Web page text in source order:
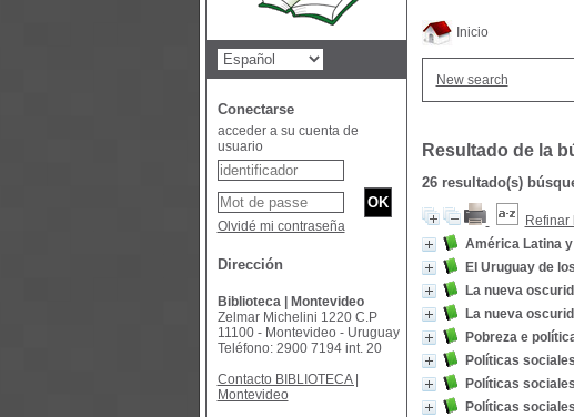
Inicio
New search
Resultado de la
26 resultado(s)
Refinar
América Latina
El Uruguay de
La nueva
La nueva
Pobreza e
Políticas
Políticas
Políticas
Conectarse
acceder a su cuenta de
usuario
Olvidé mi contraseña
Dirección
Biblioteca | Montevideo
Zelmar Michelini 1220 C.P
11100 - Montevideo - Uruguay
Teléfono: 2900 7194 int. 20
Contacto BIBLIOTECA |
Montevideo